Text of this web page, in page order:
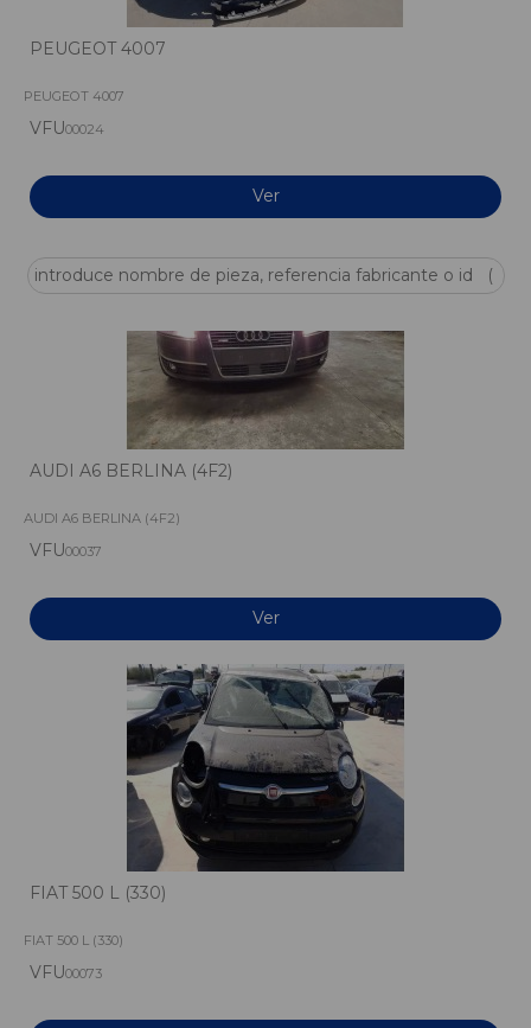
PEUGEOT 4007
PEUGEOT 4007
VFU00024
Ver
AUDI A6 BERLINA (4F2)
AUDI A6 BERLINA (4F2)
VFU00037
Ver
FIAT 500 L (330)
FIAT 500 L (330)
VFU00073